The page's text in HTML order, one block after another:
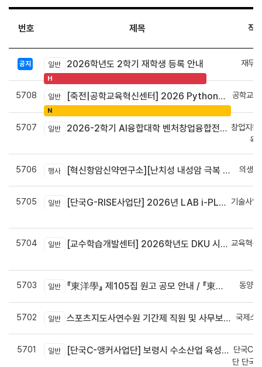
번호 제목 작
공지 일반 2026학년도 2학기 재학생 등록 안내
H
재무
5708 일반 [죽전|공학교육혁신센터] 2026 Python으로 구현하는 AI 영상인식과 로봇팔 제어 프로그램 신청 안내
N
공학교
5707 일반 2026-2학기 AI융합대학 벤처창업융합전공 안내
창업지원
육
5706 행사 [혁신항암신약연구소][난치성 내성암 극복 차세대 신약개발 글로벌 사업단] 심포지엄 8월 24일 ~ 25일 의생
5705 일반 [단국G-RISE사업단] 2026년 LAB i-PLUG 프로그램 과제 공고(~10.9.(금)까지)
기술사업
5704 일반 [교수학습개발센터] 2026학년도 DKU 시그니처 교수법 적용 교과목 개발 신청 안내
교육혁신
5703 일반 『東洋學』 제105집 원고 공모 안내 / 『東洋學』第105輯征稿启事 / Call for Papers : The Oriental Studies, the 105th Issue 동양
5702 일반 스포츠지도사연수원 기간제 직원 및 사무보조원 채용 공고 국제스
5701 일반 [단국C-앵커사업단] 보령시 수소산업 육성을 위한 기업 지원사업 모집공고
단국C-
단 단국